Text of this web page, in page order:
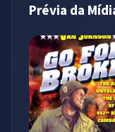
Prévia da